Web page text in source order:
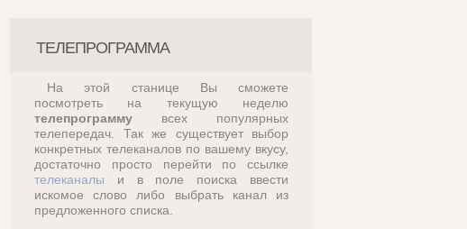
ТЕЛЕПРОГРАММА
На этой станице Вы сможете
посмотреть на текущую неделю
телепрограмму всех популярных
телепередач. Так же существует выбор
конкретных телеканалов по вашему вкусу,
достаточно просто перейти по ссылке
телеканалы и в поле поиска ввести
искомое слово либо выбрать канал из
предложенного списка.